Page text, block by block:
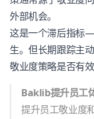
外部机会。
这是一个滞后指标
生。但长期跟踪主
敬业度策略是否有效
Baklib提升员工
提升员工敬业度